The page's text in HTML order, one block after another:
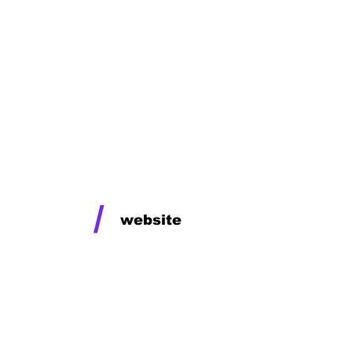
/ website